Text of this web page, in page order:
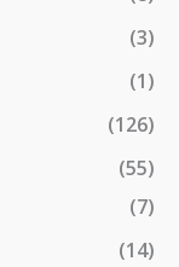
(3)
(1)
(126)
(55)
(7)
(14)